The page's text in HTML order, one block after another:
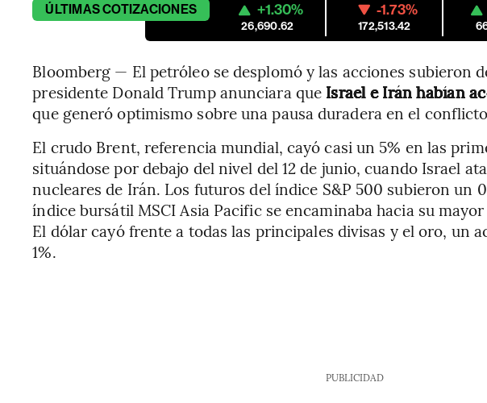
ÚLTIMASCOTIZACIONES +1.30%
26,690.62
-1.73%
172,513.42
Bloomberg — El petróleo se desplomó y las acciones subieron
presidente Donald Trump anunciara que Israel e Irán habían
que generó optimismo sobre una pausa duradera en el
El crudo Brent, referencia mundial, cayó casi un 5% en las
situándose por debajo del nivel del 12 de junio, cuando Israel
nucleares de Irán. Los futuros del índice S&P 500 subieron un
índice bursátil MSCI Asia Pacific se encaminaba hacia su
El dólar cayó frente a todas las principales divisas y el oro, un
1%.
PUBLICIDAD